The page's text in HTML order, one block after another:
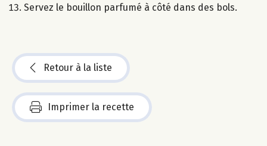
Servez le bouillon parfumé à côté dans des bols.
Retour à la liste
Imprimer la recette